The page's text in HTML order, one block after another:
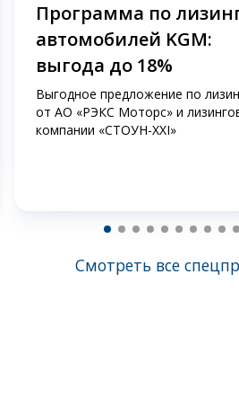
Программа по
автомобилей KGM:
выгода до 18%
Выгодное предложение по
от АО «РЭКС Моторс» и
компании «СТОУН-ХХI»
Смотреть все